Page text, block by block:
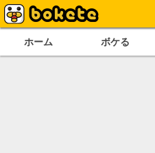
ホーム ボケる